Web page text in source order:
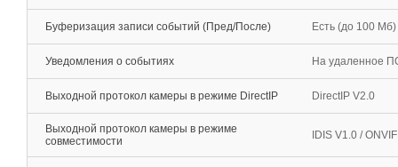
Буферизация записи событий (Пред/После) Есть (до 100 Мб)
Уведомления о событиях На удаленное
Выходной протокол камеры в режиме DirectIP DirectIP V2.0
Выходной протокол камеры в режиме
совместимости
IDIS V1.0 /